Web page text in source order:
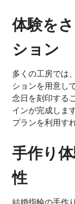
体験を
ション
多くの工房では
ションを用意し
念日を刻印する
インが完成しま
プランを利用す
手作り
性